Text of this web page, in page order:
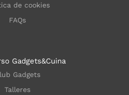
de cookies
FAQs
Gadgets&Cuina
Gadgets
Talleres